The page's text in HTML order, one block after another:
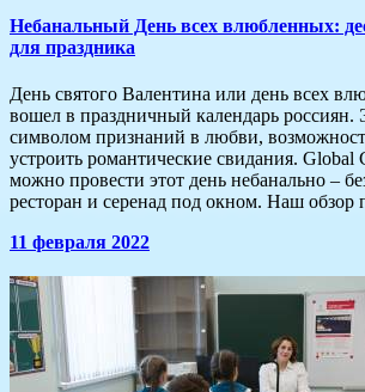
Небанальный День всех влюбленных:
для праздника
День святого Валентина или день всех
вошел в праздничный календарь россиян.
символом признаний в любви,
устроить романтические свидания. Global
можно провести этот день небанально –
ресторан и серенад под окном. Наш обзор
11 февраля 2022